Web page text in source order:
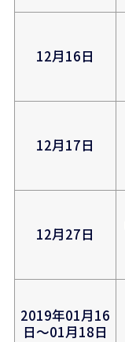
12月16日
12月17日
12月27日
2019年01月16
日～01月18日